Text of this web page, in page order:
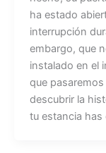
ha estado
interrupción
embargo, que
instalado en el
que
descubrir la
tu estancia has